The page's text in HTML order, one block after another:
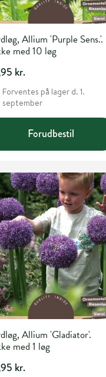
Allium 'Purple Sens.'.
med 10 løg
kr.
Forventes på lager d. 1.
september
Forudbestil
Allium 'Gladiator'.
med 1 løg
kr.